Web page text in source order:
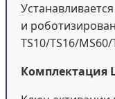
и
TS10/TS16/
Комплектация